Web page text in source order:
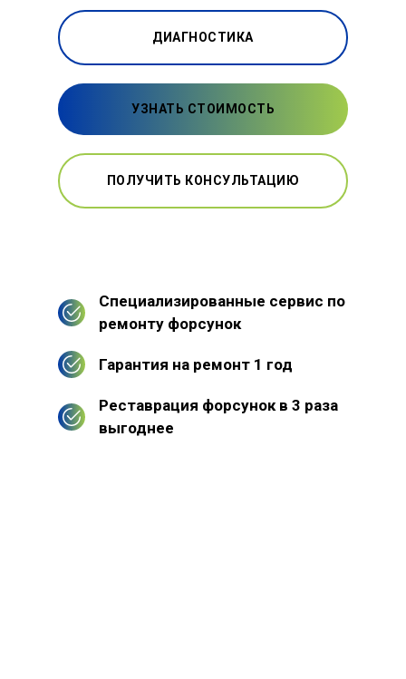
ДИАГНОСТИКА
УЗНАТЬ СТОИМОСТЬ
ПОЛУЧИТЬ КОНСУЛЬТАЦИЮ
Специализированные сервис по
ремонту форсунок
Гарантия на ремонт 1 год
Реставрация форсунок в 3 раза
выгоднее